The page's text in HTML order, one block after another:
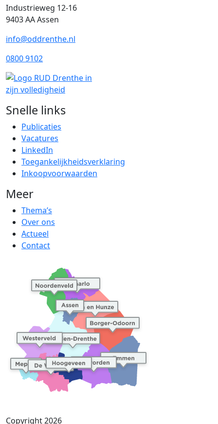
Industrieweg 12-16
9403 AA Assen
info@oddrenthe.nl
0800 9102
Snelle links
Publicaties
Vacatures
LinkedIn
Toegankelijkheidsverklaring
Inkoopvoorwaarden
Meer
Thema’s
Over ons
Actueel
Contact
Copyright 2026